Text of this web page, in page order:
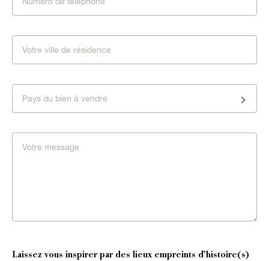
Pays du bien à vendre
Laissez vous inspirer par des lieux empreints d’histoire(s)